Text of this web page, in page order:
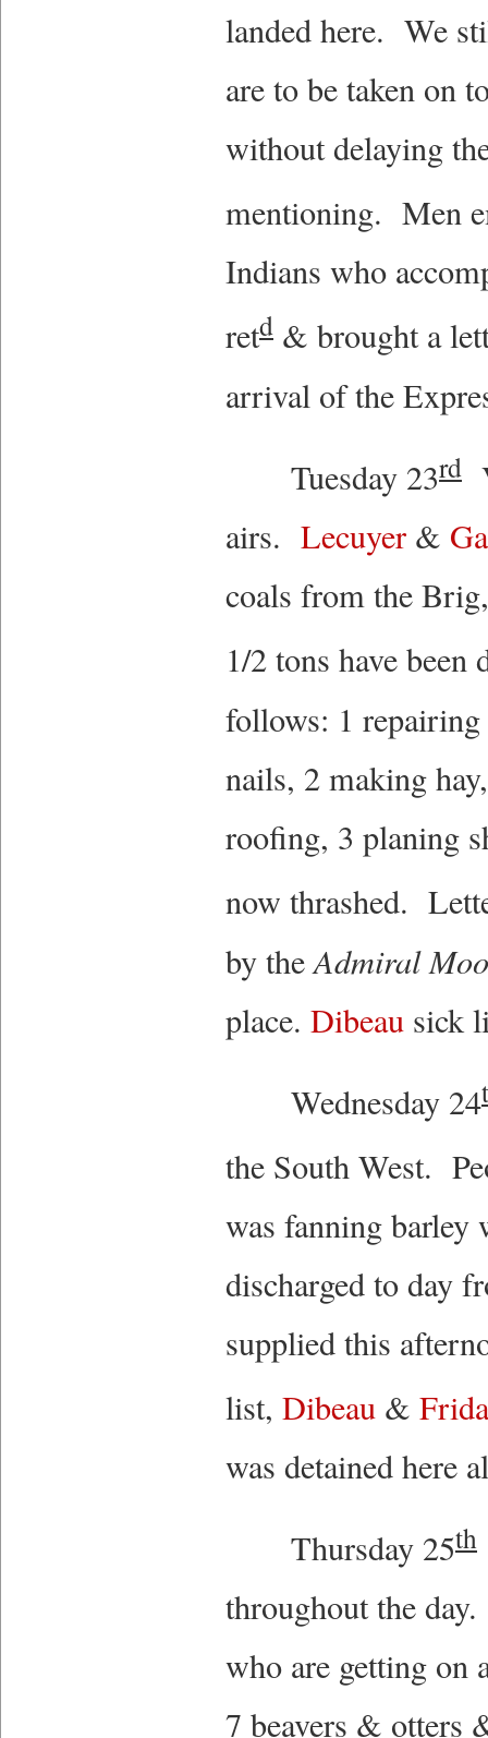
landed here. We
are to be taken on
without delaying
mentioning. Men
Indians who
retd & brought a
arrival of the
Tuesday 23rd
airs. Lecuyer &
coals from the
1/2 tons have been
follows: 1
nails, 2 making
roofing, 3 planing
now thrashed.
by theAdmiral
place. Dibeau sick
Wednesday 24
the South West.
was fanning
discharged to day
supplied this
list, Dibeau &
was detained here
Thursday 25th
throughout the
who are getting on
7 beavers & otters